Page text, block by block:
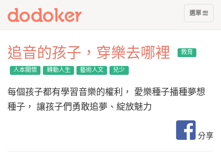
展
開
選
選單
追音的孩子，穿樂去哪裡 教育
人本關懷 轉動人生 藝術人文 兒少
每個孩子都有學習音樂的權利， 愛樂種子播種夢想
種子， 讓孩子們勇敢追夢、綻放魅力
分享